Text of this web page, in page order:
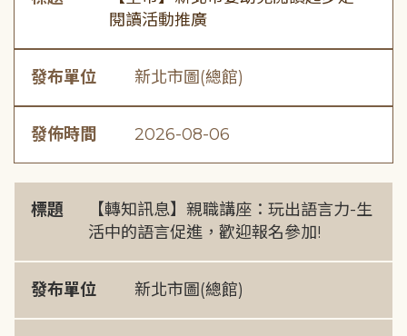
閱讀活動推廣
發布單位 新北市圖(總館)
發佈時間 2026-08-06
標題
【轉知訊息】親職講座：玩出語言力-生
活中的語言促進，歡迎報名參加!
發布單位 新北市圖(總館)